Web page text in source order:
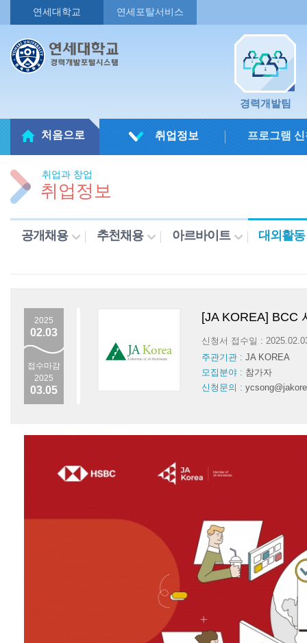
연세대학교 연세포탈서비스
경력개발팀
처음으로 취업정보 프로그램
취업과 창업
취업정보
공개채용 추천채용 아르바이트 대외활동
2025
02.03
접수마감
2025
03.05
[JA KOREA] BCC
신청서 접수일 :
주관기관 : JA KOREA
모집분야 : 참가자
신청문의 :